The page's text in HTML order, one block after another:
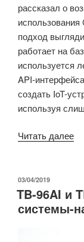
рассказал о
использования
подход
работает на
используется
API-
создать IoT-
используя
Читать далее
на
ОПУБЛИКОВАНО
03/04/2019
TB-96AI и
системы-